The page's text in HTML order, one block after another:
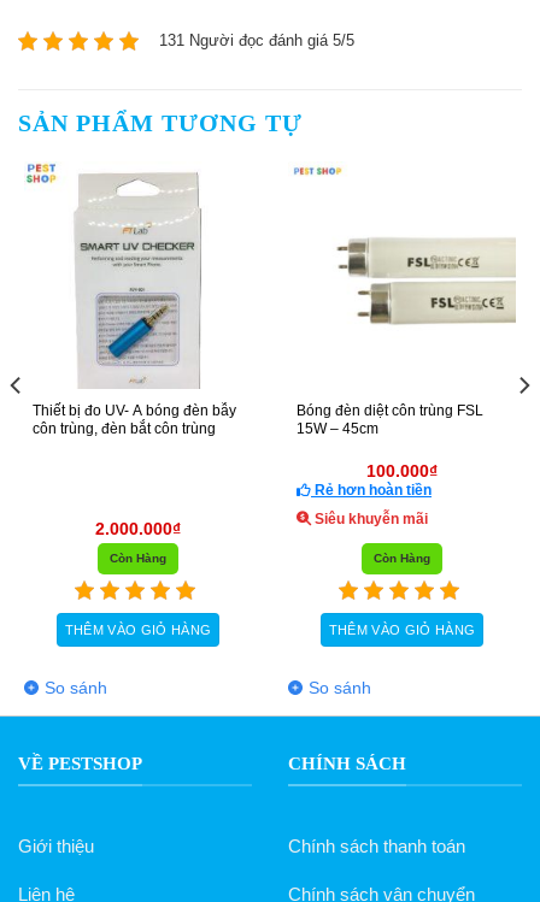
131 Người đọc đánh giá 5/5
SẢN PHẨM TƯƠNG TỰ
Thiết bị đo UV- A bóng đèn bẫy
côn trùng, đèn bắt côn trùng
2.000.000₫
Còn Hàng
THÊM VÀO GIỎ HÀNG
So sánh
Bóng đèn diệt côn trùng FSL
15W – 45cm
100.000₫
Rẻ hơn hoàn tiền
Siêu khuyễn mãi
Còn Hàng
THÊM VÀO GIỎ HÀNG
So sánh
VỀ PESTSHOP
Giới thiệu
Liên hệ
CHÍNH SÁCH
Chính sách thanh toán
Chính sách vận chuyển